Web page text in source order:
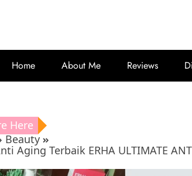
Home About Me Reviews
Here
Beauty
Aging Terbaik ERHA ULTIMATE